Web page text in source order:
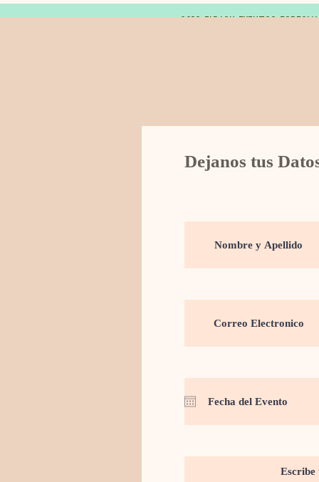
© 2019 FARAON EVENTOS
Dejanos tus